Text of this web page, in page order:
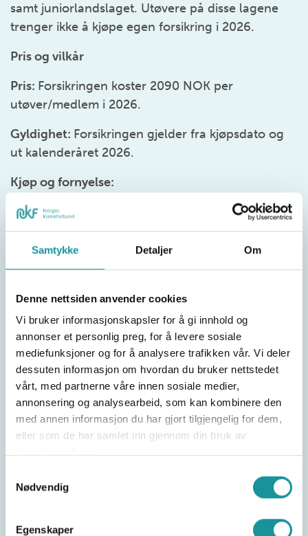
Samtykke Detaljer Om
Denne nettsiden anvender cookies
Vi bruker informasjonskapsler for å gi innhold og
annonser et personlig preg, for å levere sosiale
mediefunksjoner og for å analysere trafikken vår. Vi deler
dessuten informasjon om hvordan du bruker nettstedet
vårt, med partnerne våre innen sosiale medier,
annonsering og analysearbeid, som kan kombinere den
med annen informasjon du har gjort tilgjengelig for dem,
eller som de har samlet inn gjennom din bruk av
Nødvendig
Egenskaper
samt juniorlandslaget. Utøvere på disse lagene
trenger ikke å kjøpe egen forsikring i 2026.
Pris og vilkår
Pris: Forsikringen koster 2090 NOK per
utøver/medlem i 2026.
Gyldighet: Forsikringen gjelder fra kjøpsdato og
ut kalenderåret 2026.
Kjøp og fornyelse:
Forsikringen fornyes ikke automatisk
Må kjøpes på nytt hvert år
Kan kjøpes i perioden 5. januar – 31. mai 2026
Idrettens skadetelefon
Transaksjonskostnader ved kjøp
NKF tar ingen fortjeneste på salg av forsikringen.
Del saken